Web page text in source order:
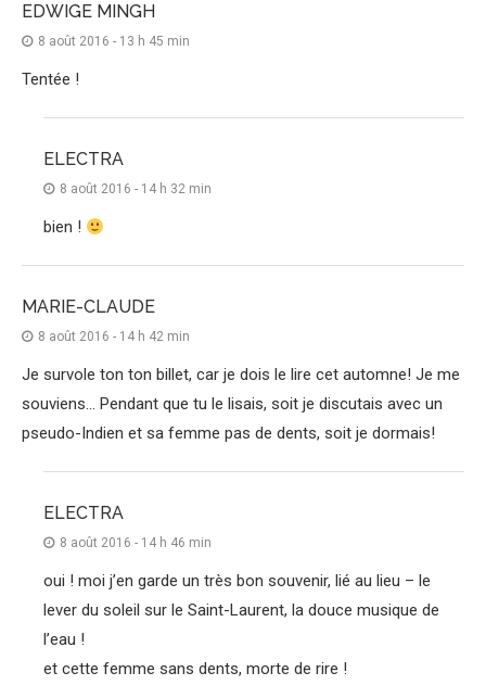
EDWIGE MINGH
8 août 2016 - 13 h 45 min
Tentée !
ELECTRA
8 août 2016 - 14 h 32 min
bien !
MARIE-CLAUDE
8 août 2016 - 14 h 42 min
Je survole ton ton billet, car je dois le lire cet automne! Je me
souviens… Pendant que tu le lisais, soit je discutais avec un
pseudo-Indien et sa femme pas de dents, soit je dormais!
ELECTRA
8 août 2016 - 14 h 46 min
oui ! moi j’en garde un très bon souvenir, lié au lieu – le
lever du soleil sur le Saint-Laurent, la douce musique de
l’eau !
et cette femme sans dents, morte de rire !